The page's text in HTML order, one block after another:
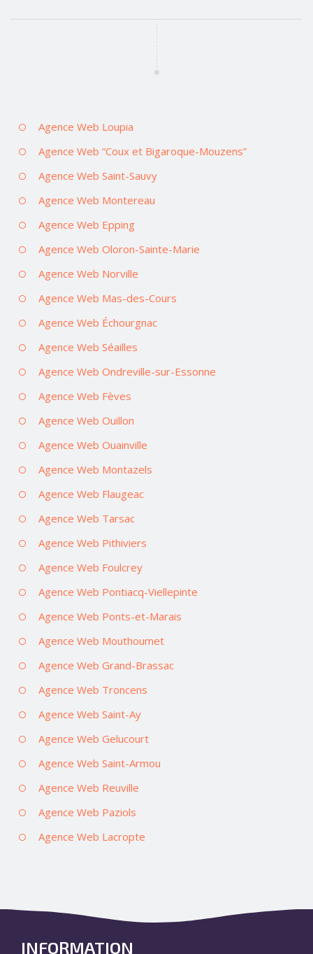
Agence Web Loupia
Agence Web “Coux et Bigaroque-Mouzens”
Agence Web Saint-Sauvy
Agence Web Montereau
Agence Web Epping
Agence Web Oloron-Sainte-Marie
Agence Web Norville
Agence Web Mas-des-Cours
Agence Web Échourgnac
Agence Web Séailles
Agence Web Ondreville-sur-Essonne
Agence Web Fèves
Agence Web Ouillon
Agence Web Ouainville
Agence Web Montazels
Agence Web Flaugeac
Agence Web Tarsac
Agence Web Pithiviers
Agence Web Foulcrey
Agence Web Pontiacq-Viellepinte
Agence Web Ponts-et-Marais
Agence Web Mouthoumet
Agence Web Grand-Brassac
Agence Web Troncens
Agence Web Saint-Ay
Agence Web Gelucourt
Agence Web Saint-Armou
Agence Web Reuville
Agence Web Paziols
Agence Web Lacropte
INFORMATION